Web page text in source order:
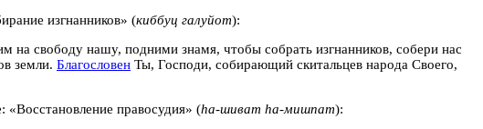
изгнанников» (киббуц галуйот):
на свободу нашу, подними знамя, чтобы собрать изгнанников, собери нас
земли. Благословен Ты, Господи, собирающий скитальцев народа Своего,
«Восстановление правосудия» (hа-шиват hа-мишпат):